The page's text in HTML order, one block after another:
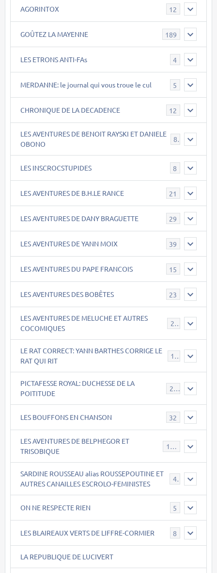
AGORINTOX 12
GOÛTEZ LA MAYENNE 189
LES ETRONS ANTI-FAs 4
MERDANNE: le journal qui vous troue le cul 5
CHRONIQUE DE LA DECADENCE 12
LES AVENTURES DE BENOIT RAYSKI ET DANIELE
OBONO
8
LES INSCROCSTUPIDES 8
LES AVENTURES DE B.H.LE RANCE 21
LES AVENTURES DE DANY BRAGUETTE 29
LES AVENTURES DE YANN MOIX 39
LES AVENTURES DU PAPE FRANCOIS 15
LES AVENTURES DES BOBÊTES 23
LES AVENTURES DE MELUCHE ET AUTRES
COCOMIQUES
22
LE RAT CORRECT: YANN BARTHES CORRIGE LE
RAT QUI RIT
15
PICTAFESSE ROYAL: DUCHESSE DE LA
POITITUDE
23
LES BOUFFONS EN CHANSON 32
LES AVENTURES DE BELPHEGOR ET
TRISOBIQUE
147
SARDINE ROUSSEAU alias ROUSSEPOUTINE ET
AUTRES CANAILLES ESCROLO-FEMINISTES
40
ON NE RESPECTE RIEN 5
LES BLAIREAUX VERTS DE LIFFRE-CORMIER 8
LA REPUBLIQUE DE LUCIVERT